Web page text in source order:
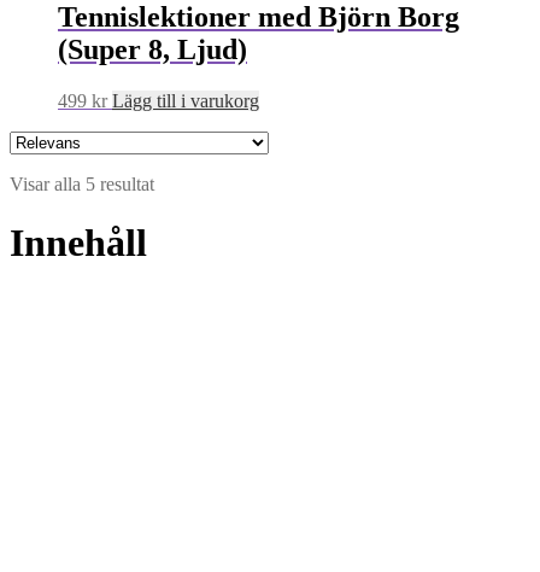
Tennislektioner med Björn Borg
(Super 8, Ljud)
499 kr Lägg till i varukorg
Visar alla 5 resultatSortera
Innehåll